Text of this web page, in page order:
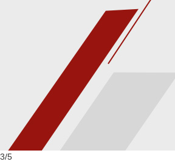
3/5